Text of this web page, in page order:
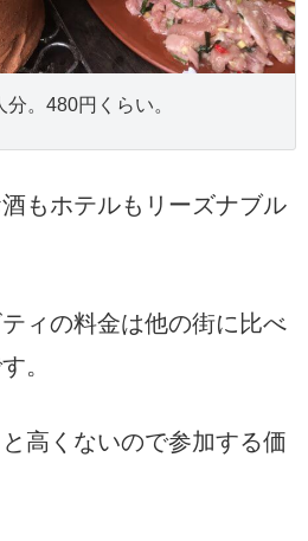
分。480円くらい。
もホテルもリーズナブル
ィの料金は他の街に比べ
。
高くないので参加する価